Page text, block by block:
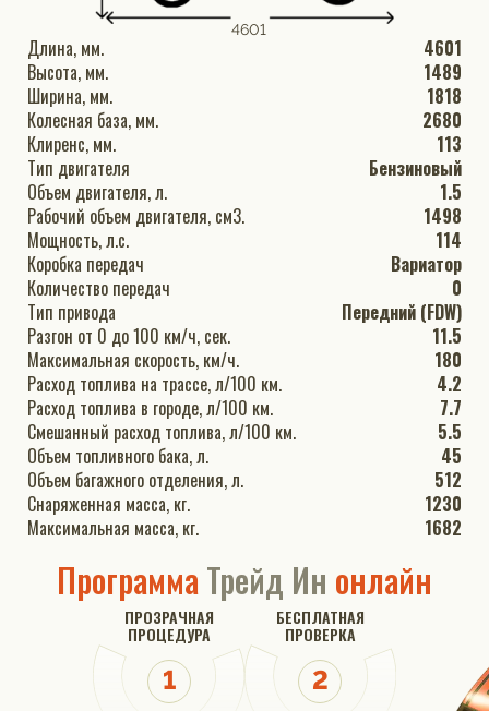
4601
Длина, мм.
4601
Высота, мм.
1489
Ширина, мм.
1818
Колесная база, мм.
2680
Клиренс, мм.
113
Тип двигателя
Бензиновый
Объем двигателя, л.
1.5
Рабочий объем двигателя, см3.
1498
Мощность, л.с.
114
Коробка передач
Вариатор
Количество передач
0
Тип привода
Передний (FDW)
Разгон от 0 до 100 км/ч, сек.
11.5
Максимальная скорость, км/ч.
180
Расход топлива на трассе, л/100 км.
4.2
Расход топлива в городе, л/100 км.
7.7
Смешанный расход топлива, л/100 км.
5.5
Объем топливного бака, л.
45
Объем багажного отделения, л.
512
Снаряженная масса, кг.
1230
Максимальная масса, кг.
1682
ПрограммаТрейд Ин онлайн
ПРОЗРАЧНАЯ
ПРОЦЕДУРА
БЕСПЛАТНАЯ
ПРОВЕРКА